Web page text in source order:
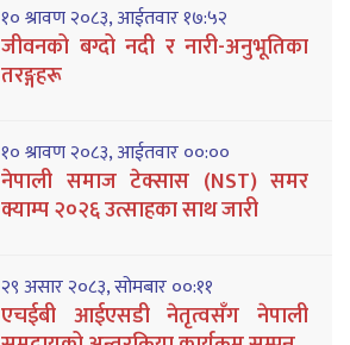
१० श्रावण २०८३, आईतवार १७:५२
जीवनको बग्दो नदी र नारी-अनुभूतिका
तरङ्गहरू
१० श्रावण २०८३, आईतवार ००:००
नेपाली समाज टेक्सास (NST) समर
क्याम्प २०२६ उत्साहका साथ जारी
२९ असार २०८३, सोमबार ००:११
एचईबी आईएसडी नेतृत्वसँग नेपाली